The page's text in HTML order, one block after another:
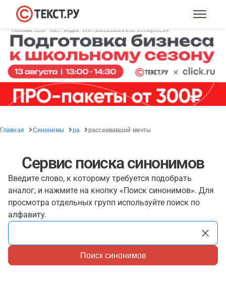
Главная Синонимы ра рассеивавший мечты
Сервис поиска синонимов
Введите слово, к которому требуется подобрать
аналог, и нажмите на кнопку «Поиск синонимов». Для
просмотра отдельных групп используйте поиск по
алфавиту.
Поиск синонимов